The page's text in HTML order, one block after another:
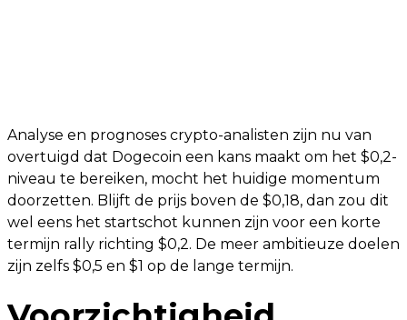
Analyse en prognoses crypto-analisten zijn nu van
overtuigd dat Dogecoin een kans maakt om het $0,2-
niveau te bereiken, mocht het huidige momentum
doorzetten. Blijft de prijs boven de $0,18, dan zou dit
wel eens het startschot kunnen zijn voor een korte
termijn rally richting $0,2. De meer ambitieuze doelen
zijn zelfs $0,5 en $1 op de lange termijn.